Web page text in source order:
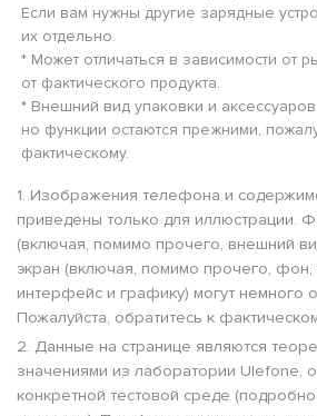
Если вам нужны другие зарядные
их отдельно.
* Может отличаться в зависимости от
от фактического продукта.
* Внешний вид упаковки и аксессуаров
но функции остаются прежними,
фактическому.
1. Изображения телефона и
приведены только для иллюстрации.
(включая, помимо прочего, внешний
экран (включая, помимо прочего, фон,
интерфейс и графику) могут немного
Пожалуйста, обратитесь к
2. Данные на странице являются
значениями из лаборатории Ulefone,
конкретной тестовой среде